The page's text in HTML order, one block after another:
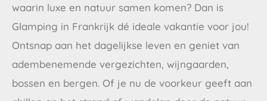
waarin luxe en natuur samen komen? Dan is
Glamping in Frankrijk dé ideale vakantie voor jou!
Ontsnap aan het dagelijkse leven en geniet van
adembenemende vergezichten, wijngaarden,
bossen en bergen. Of je nu de voorkeur geeft aan